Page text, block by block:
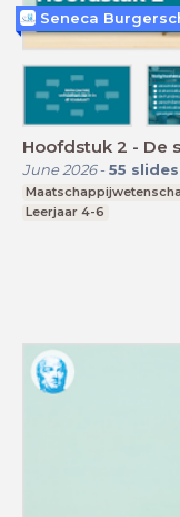
Hoofdstuk 2 - De
June 2026- 55 slides
Leerjaar 4-6
Seneca